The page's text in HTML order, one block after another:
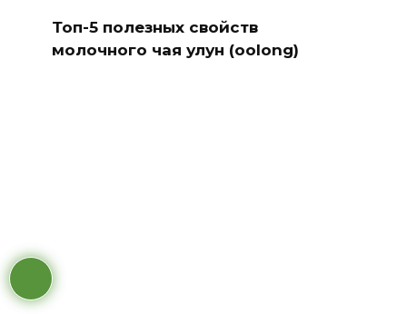
Топ-5 полезных свойств
молочного чая улун (oolong)